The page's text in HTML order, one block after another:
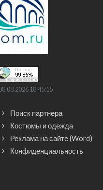
18:45:15
Поиск партнера
Костюмы и одежда
Реклама на сайте (Word)
Конфиденциальность